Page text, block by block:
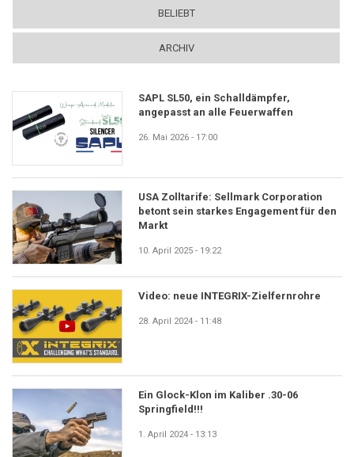
BELIEBT
ARCHIV
SAPL SL50, ein Schalldämpfer,
angepasst an alle Feuerwaffen
26. Mai 2026 - 17:00
USA Zolltarife: Sellmark Corporation
betont sein starkes Engagement für den
Markt
10. April 2025 - 19:22
Video: neue INTEGRIX-Zielfernrohre
28. April 2024 - 11:48
Ein Glock-Klon im Kaliber .30-06
Springfield!!!
1. April 2024 - 13:13